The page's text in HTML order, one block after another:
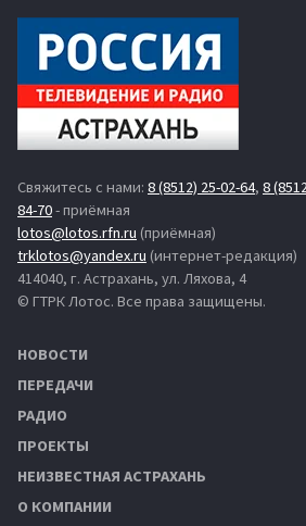
Свяжитесь с нами: 8 (8512) 25-02-64, 8
84-70- приёмная
lotos@lotos.rfn.ru (приёмная)
trklotos@yandex.ru (интернет-редакция)
414040, г. Астрахань, ул. Ляхова, 4
© ГТРК Лотос. Все права защищены.
НОВОСТИ
ПЕРЕДАЧИ
РАДИО
ПРОЕКТЫ
НЕИЗВЕСТНАЯ АСТРАХАНЬ
О КОМПАНИИ